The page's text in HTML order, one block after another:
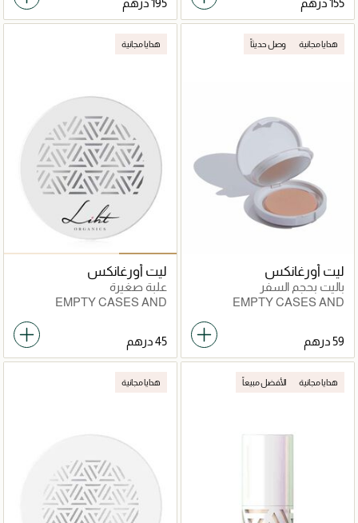
هدايا مجانية وصل حديثاً
ليت أورغانكس
باليت بحجم السفر
EMPTY CASES AND
هدايا مجانية
ليت أورغانكس
علبة صغيرة
EMPTY CASES AND
هدايا مجانية الأفضل مبيعاً هدايا مجانية